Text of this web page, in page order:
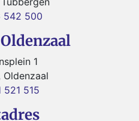
542 500
1
Oldenzaal
521 515